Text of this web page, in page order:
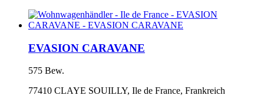
EVASION CARAVANE
575 Bew.
77410 CLAYE SOUILLY, Ile de France, Frankreich